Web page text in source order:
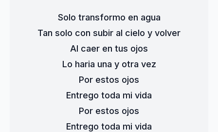
Solo transformo en agua
Tan solo con subir al cielo y volver
Al caer en tus ojos
Lo haria una y otra vez
Por estos ojos
Entrego toda mi vida
Por estos ojos
Entrego toda mi vida